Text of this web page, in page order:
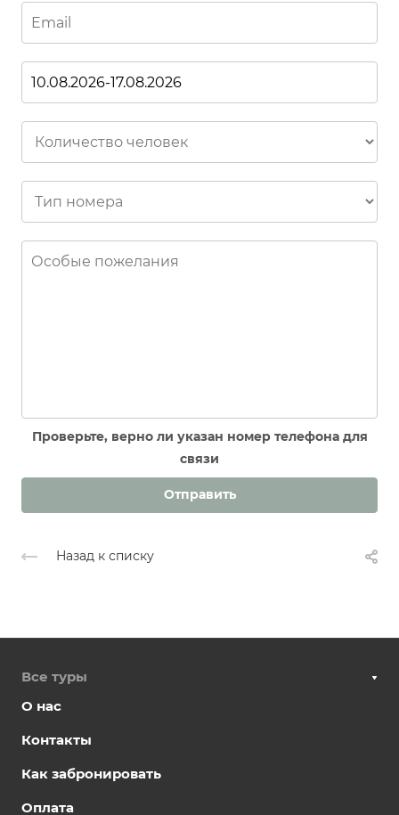
Проверьте, верно ли указан номер телефона для
связи
Отправить
Назад к списку
Все туры
О нас
Контакты
Как забронировать
Оплата